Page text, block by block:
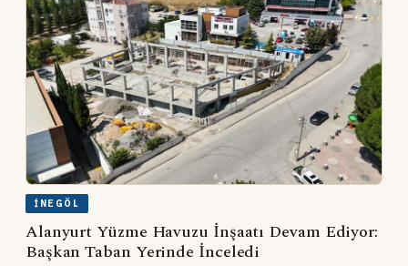
İNEGÖL
Alanyurt Yüzme Havuzu İnşaatı Devam Ediyor:
Başkan Taban Yerinde İnceledi